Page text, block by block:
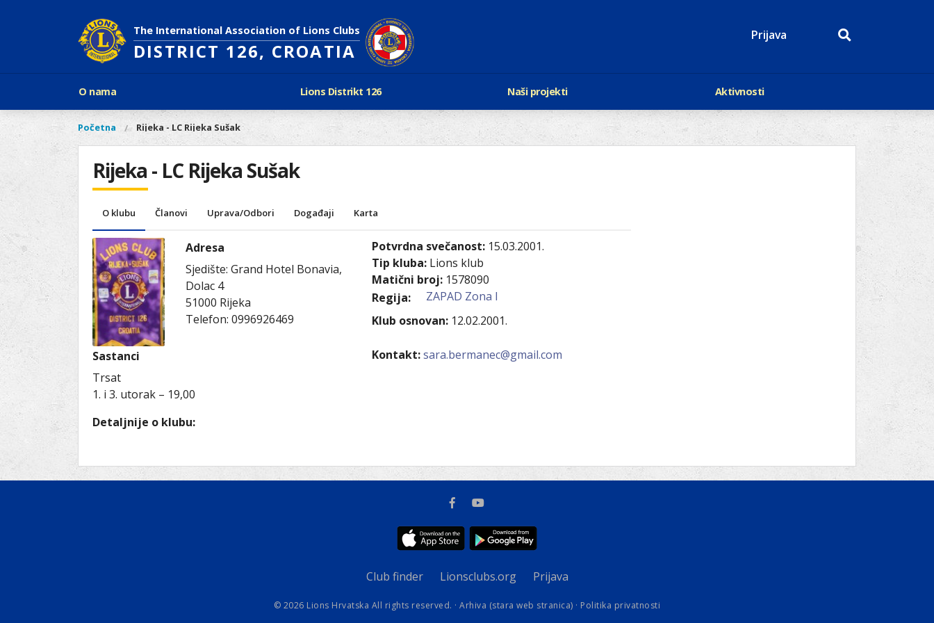
The International Association of Lions Clubs
DISTRICT 126, CROATIA
Prijava
izbornik
O nama
Povijest Lions Internationala
Ciljevi predsjednika LCI
Što treba znati o Lionsima?
Područja djelovanja
Glad
Zaštita okoliša
Rak kod djece
Linkovi
Lions International
Club finder
Lions Distrikt 126
Povijest Lionsa
Lions i Leo klubovi
Aktualno rukovodstvo D-126
Podaci o D-126 i kontakt
Rukovodstvo Leo Distrikta
Naši projekti
LCIF
Razmjena mladeži i kamp
Projekti klubova
Aktivnosti
Događaji
Kalendar
izbornik
nama
Aktivnosti
Vi
ste
ovdje
Početna Rijeka - LC Rijeka Sušak
Rijeka - LC Rijeka Sušak
O klubu Članovi Uprava/Odbori Događaji Karta
Adresa
Sjedište: Grand Hotel Bonavia,
Dolac 4
51000 Rijeka
Telefon:0996926469
Potvrdna svečanost: 15.03.2001.
Tip kluba: Lions klub
Matični broj: 1578090
Regija:
ZAPAD Zona I
Klub osnovan: 12.02.2001.
Sastanci
Trsat
1. i 3. utorak – 19,00
Kontakt:sara.bermanec@gmail.com
Detaljnije o klubu:
Club finder Lionsclubs.org Prijava
© 2026 Lions Hrvatska All rights reserved. ·Arhiva (stara web stranica) · Politika privatnosti